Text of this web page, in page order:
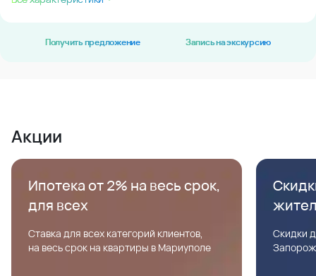
Получить предложение Запись на экскурсию
Акции
Ипотека от 2% на весь срок,
для всех
Ставка для всех категорий клиентов,
на весь срок на квартиры в Мариуполе
Скидки